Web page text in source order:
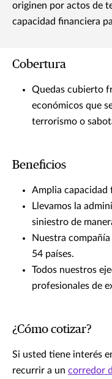
originen por actos de
capacidad financiera
Cobertura
Quedas cubierto
económicos que
terrorismo o
Beneficios
Amplia capacidad
Llevamos la
siniestro de
Nuestra
54 países.
Todos nuestros
profesionales de
¿Cómo cotizar?
Si usted tiene interés
recurrir a un corredor